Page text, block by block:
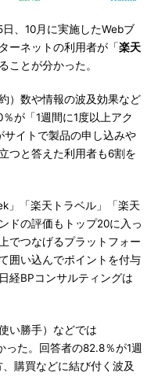
日、10月に実施したWebブ
ーネットの利用者が「楽天
ことが分かった。
）数や情報の波及効果など
が「1週間に1度以上アク
イトで製品の申し込みや
つと答えた利用者も6割を
」「楽天トラベル」「楽天
ドの評価もトップ20に入っ
でつなげるプラットフォー
囲い込んでポイントを付与
経BPコンサルティングは
い勝手）などでは
った。回答者の82.8％が1週
購買などに結び付く波及